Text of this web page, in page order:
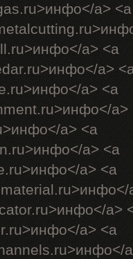
a> <a
a> <a
a>
a> <a
a>
a> <a
a> <a
a> <a
a>
a> <a